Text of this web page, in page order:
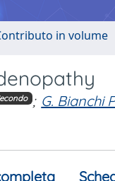
in volume
; G. Bianchi